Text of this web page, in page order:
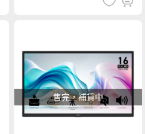
售完，補貨中